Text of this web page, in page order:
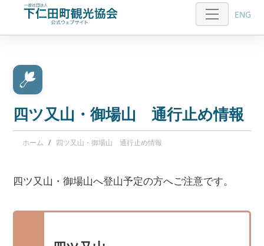
ENG
四ツ又山・御場山 通行止め情報
ホーム 四ツ又山・御場山 通行止め情報
四ツ又山・御場山へ登山予定の方へご注意です。